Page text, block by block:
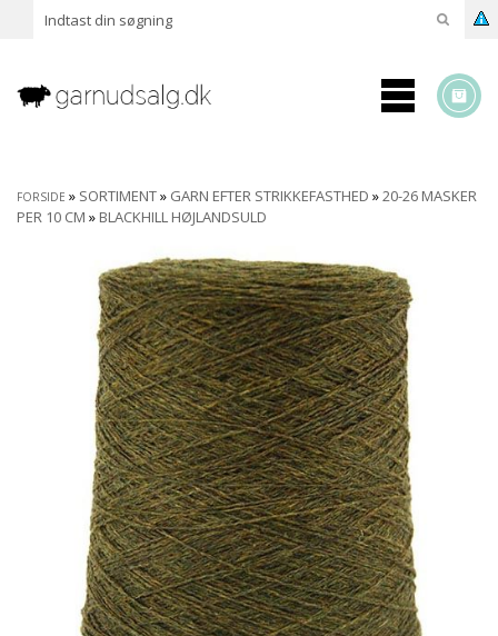
FORSIDE » SORTIMENT» GARN EFTER STRIKKEFASTHED »20-26 MASKER
PER 10 CM » BLACKHILL HØJLANDSULD